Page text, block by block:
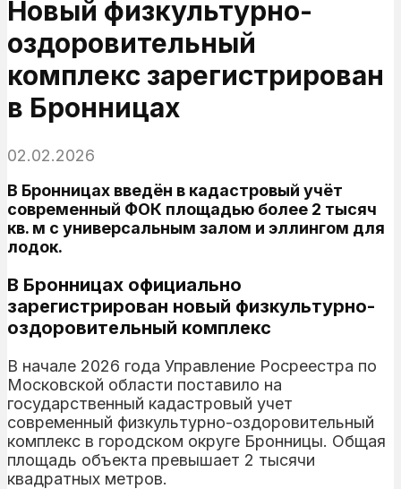
Новый физкультурно-
оздоровительный
комплекс зарегистрирован
в Бронницах
02.02.2026
В Бронницах введён в кадастровый учёт
современный ФОК площадью более 2 тысяч
кв. м с универсальным залом и эллингом для
лодок.
В Бронницах официально
зарегистрирован новый физкультурно-
оздоровительный комплекс
В начале 2026 года Управление Росреестра по
Московской области поставило на
государственный кадастровый учет
современный физкультурно-оздоровительный
комплекс в городском округе Бронницы. Общая
площадь объекта превышает 2 тысячи
квадратных метров.